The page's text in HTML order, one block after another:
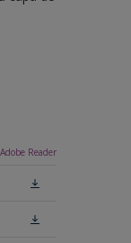
Reader